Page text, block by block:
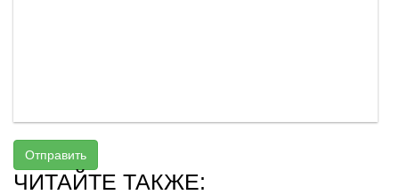
Отправить
ЧИТАЙТЕ ТАКЖЕ: